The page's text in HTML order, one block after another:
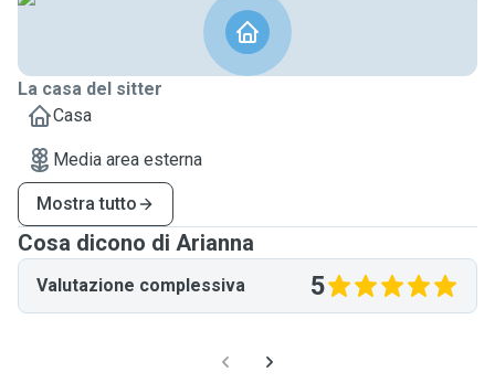
La casa del sitter
Casa
Media area esterna
Mostra tutto
Cosa dicono di Arianna
Valutazione complessiva 5